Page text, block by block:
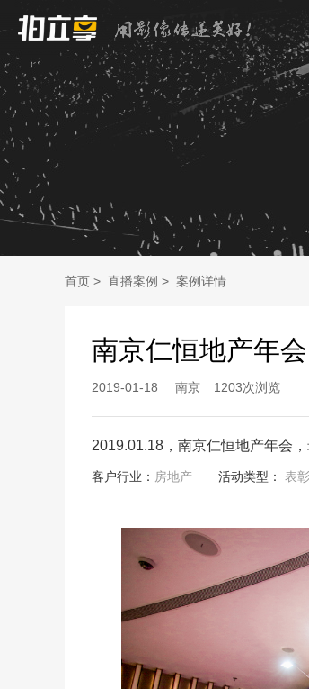
首页 > 直播案例 > 案例详情
南京仁恒地产年会
2019-01-18 南京 1203次浏览
2019.01.18，南京仁恒地产年会
客户行业： 房地产 活动类型： 表